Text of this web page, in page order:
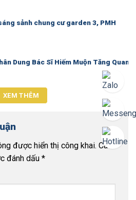
sảnh chung cư garden 3, PMH
Dung Bác Sĩ Hiếm Muộn Tăng
XEM THÊM
được hiển thị công khai. Các
đánh dấu *